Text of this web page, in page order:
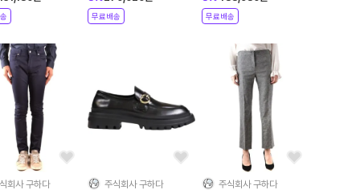
무료배송 무료배송
회사 구하다
주식회사 구하다
주식회사 구하다